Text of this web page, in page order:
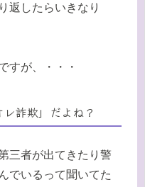
返したらいきなり
すが、・・・
詐欺」だよね？
三者が出てきたり警
でいるって聞いてた